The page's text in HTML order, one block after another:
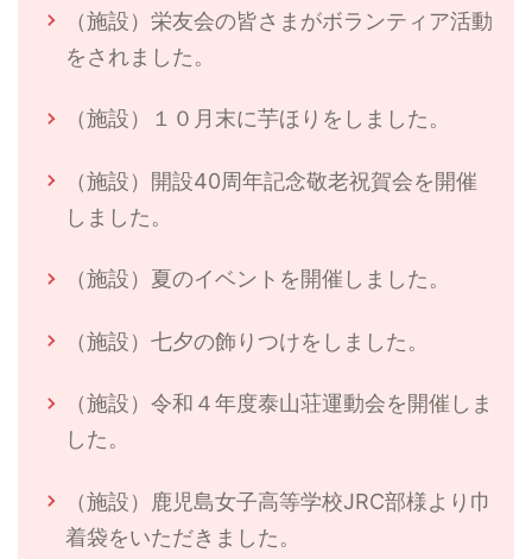
（施設）栄友会の皆さまがボランティア活動
をされました。
（施設）１０月末に芋ほりをしました。
（施設）開設40周年記念敬老祝賀会を開催
しました。
（施設）夏のイベントを開催しました。
（施設）七夕の飾りつけをしました。
（施設）令和４年度泰山荘運動会を開催しま
した。
（施設）鹿児島女子高等学校JRC部様より巾
着袋をいただきました。